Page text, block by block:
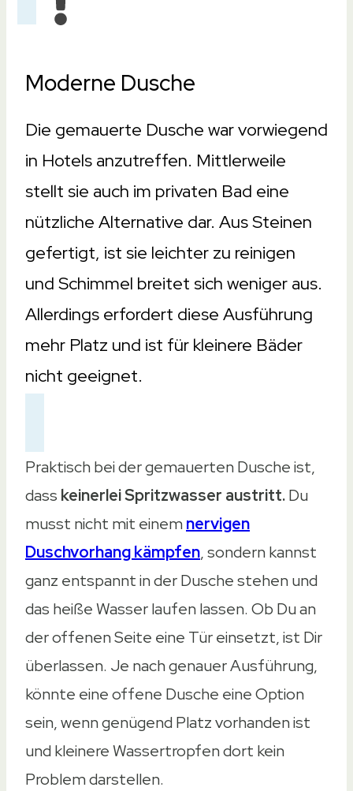
Moderne Dusche
Die gemauerte Dusche war vorwiegend
in Hotels anzutreffen. Mittlerweile
stellt sie auch im privaten Bad eine
nützliche Alternative dar. Aus Steinen
gefertigt, ist sie leichter zu reinigen
und Schimmel breitet sich weniger aus.
Allerdings erfordert diese Ausführung
mehr Platz und ist für kleinere Bäder
nicht geeignet.
Praktisch bei der gemauerten Dusche ist,
dass keinerlei Spritzwasser austritt.Du
musst nicht mit einemnervigen
Duschvorhang kämpfen, sondern kannst
ganz entspannt in der Dusche stehen und
das heiße Wasser laufen lassen. Ob Du an
der offenen Seite eine Tür einsetzt, ist Dir
überlassen. Je nach genauer Ausführung,
könnte eine offene Dusche eine Option
sein, wenn genügend Platz vorhanden ist
und kleinere Wassertropfen dort kein
Problem darstellen.